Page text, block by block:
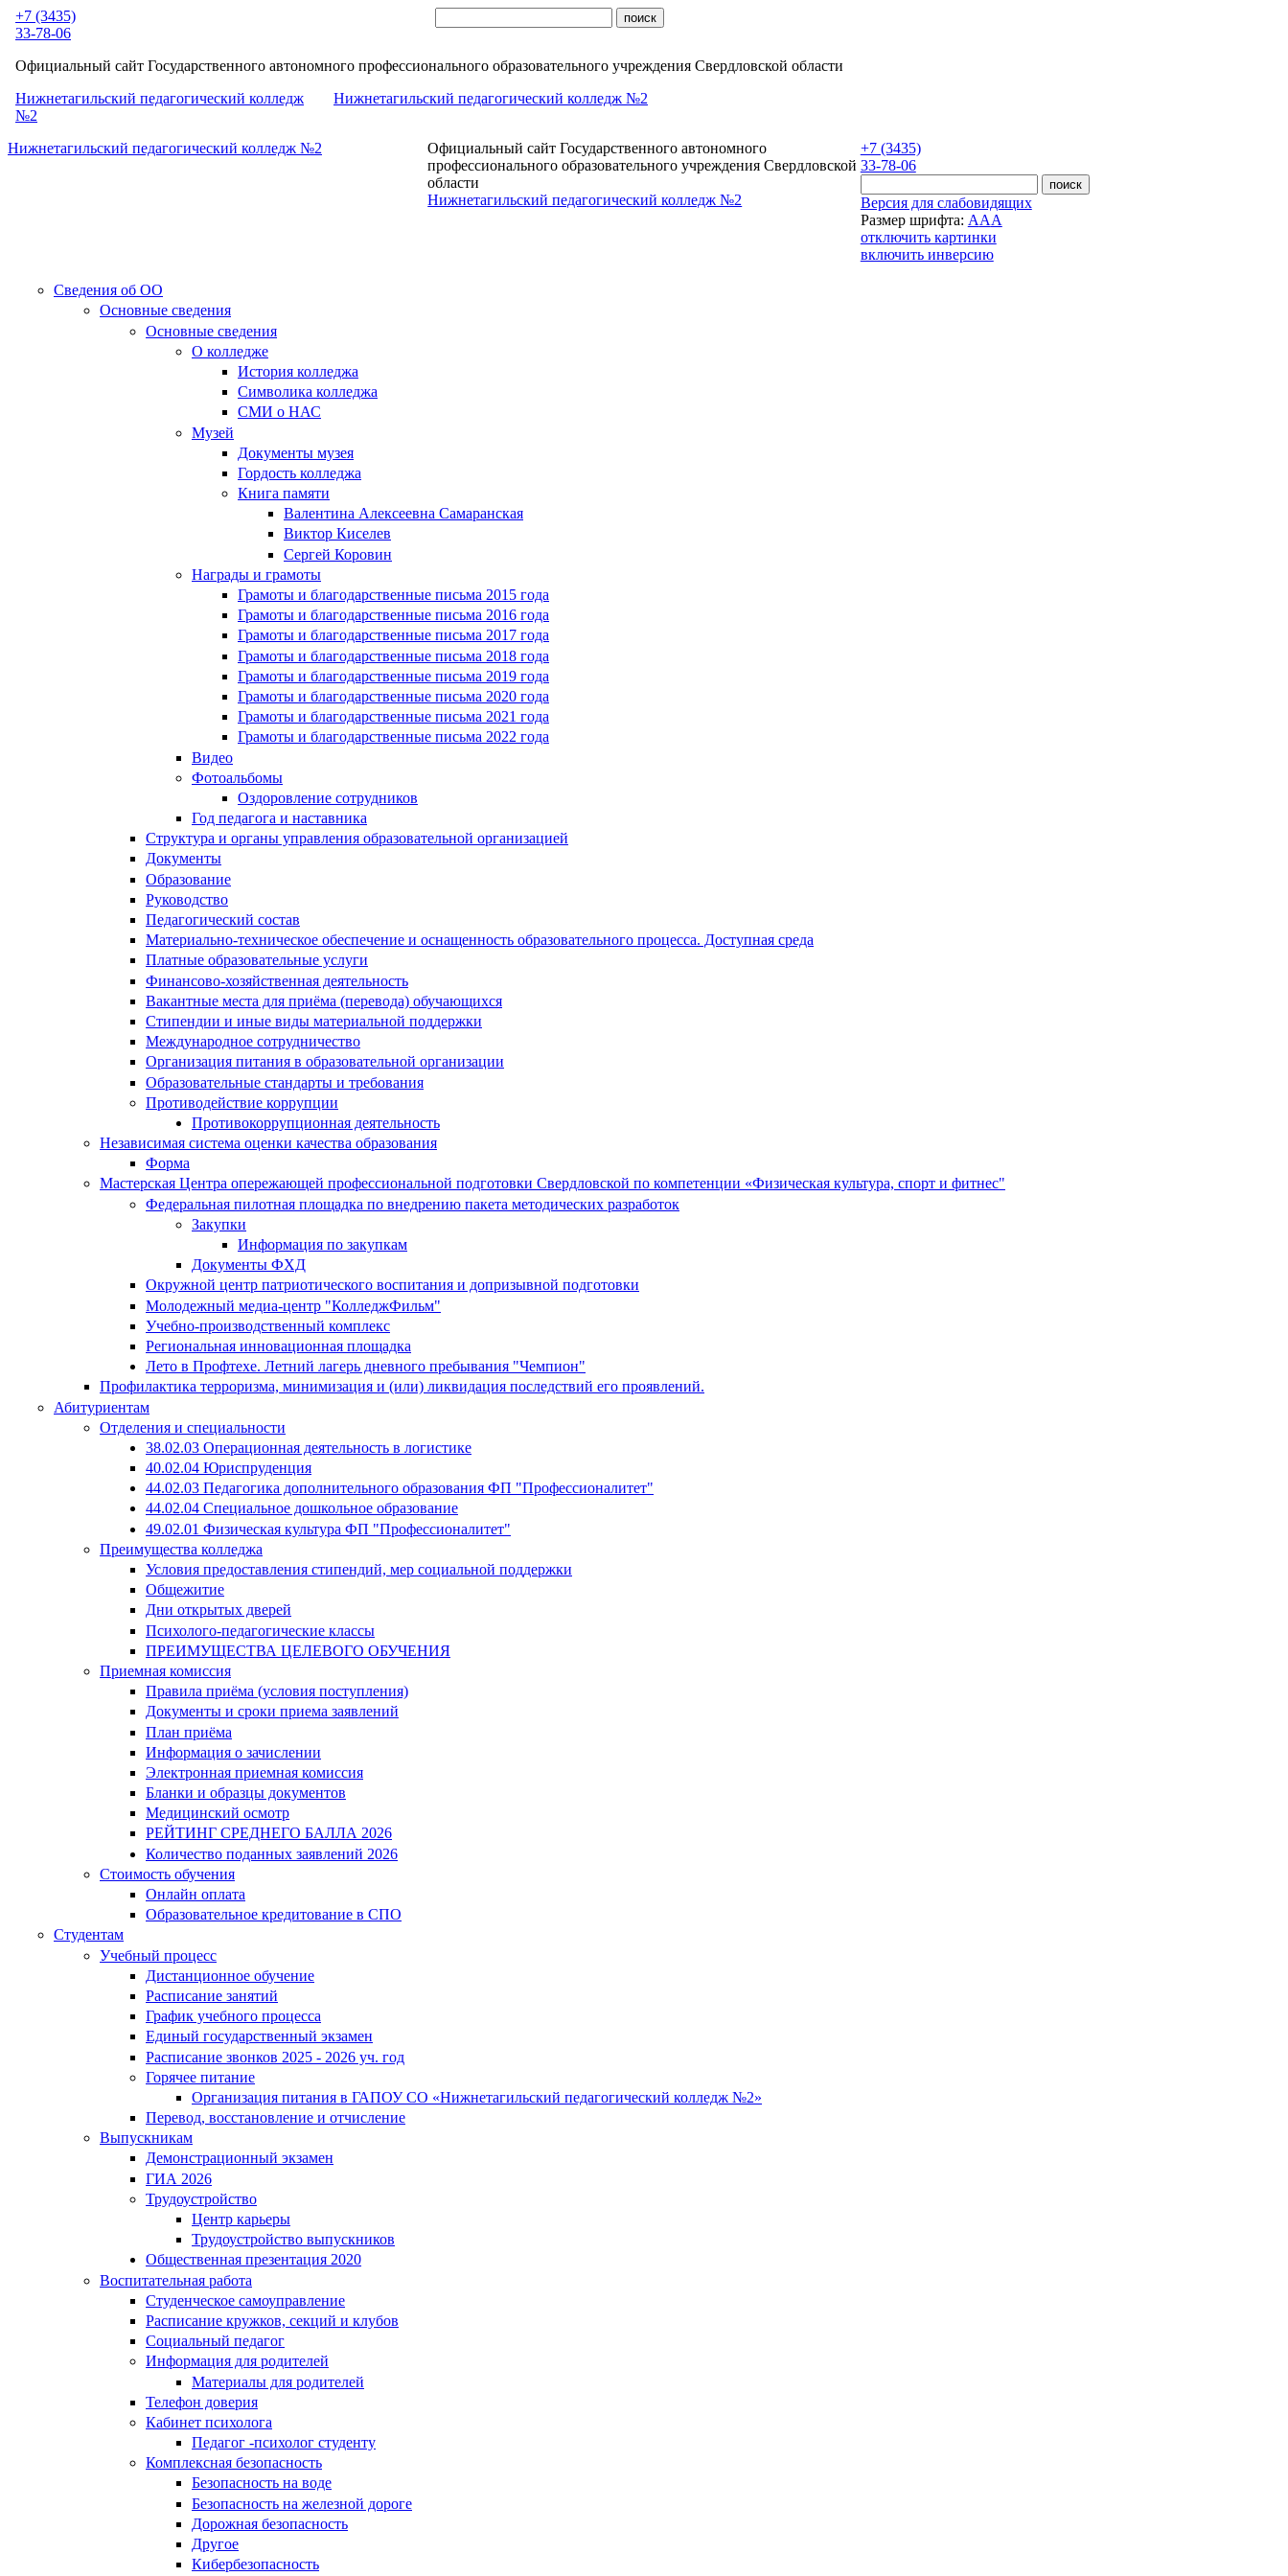
Перейти к основному содержанию
+7 (3435)
33-78-06
Официальный сайт Государственного автономного профессионального образовательного учреждения Свердловской области
Нижнетагильский педагогический колледж
№2
Нижнетагильский педагогический колледж №2
Нижнетагильский педагогический колледж №2
+7 (3435)
33-78-06
Версия для слабовидящих
Размер шрифта: AAA
отключить картинки
включить инверсию
Официальный сайт Государственного автономного
профессионального образовательного учреждения Свердловской
области
Нижнетагильский педагогический колледж №2
Сведения об ОО
Основные сведения
Основные сведения
О колледже
История колледжа
Символика колледжа
СМИ о НАС
Музей
Документы музея
Гордость колледжа
Книга памяти
Валентина Алексеевна Самаранская
Виктор Киселев
Сергей Коровин
Награды и грамоты
Грамоты и благодарственные письма 2015 года
Грамоты и благодарственные письма 2016 года
Грамоты и благодарственные письма 2017 года
Грамоты и благодарственные письма 2018 года
Грамоты и благодарственные письма 2019 года
Грамоты и благодарственные письма 2020 года
Грамоты и благодарственные письма 2021 года
Грамоты и благодарственные письма 2022 года
Видео
Фотоальбомы
Оздоровление сотрудников
Год педагога и наставника
Структура и органы управления образовательной организацией
Документы
Образование
Руководство
Педагогический состав
Материально-техническое обеспечение и оснащенность образовательного процесса. Доступная среда
Платные образовательные услуги
Финансово-хозяйственная деятельность
Вакантные места для приёма (перевода) обучающихся
Стипендии и иные виды материальной поддержки
Международное сотрудничество
Организация питания в образовательной организации
Образовательные стандарты и требования
Противодействие коррупции
Противокоррупционная деятельность
Независимая система оценки качества образования
Форма
Мастерская Центра опережающей профессиональной подготовки Свердловской по компетенции «Физическая культура, спорт и фитнес"
Федеральная пилотная площадка по внедрению пакета методических разработок
Закупки
Информация по закупкам
Документы ФХД
Окружной центр патриотического воспитания и допризывной подготовки
Молодежный медиа-центр "КолледжФильм"
Учебно-производственный комплекс
Региональная инновационная площадка
Лето в Профтехе. Летний лагерь дневного пребывания "Чемпион"
Профилактика терроризма, минимизация и (или) ликвидация последствий его проявлений.
Абитуриентам
Отделения и специальности
38.02.03 Операционная деятельность в логистике
40.02.04 Юриспруденция
44.02.03 Педагогика дополнительного образования ФП "Профессионалитет"
44.02.04 Специальное дошкольное образование
49.02.01 Физическая культура ФП "Профессионалитет"
Преимущества колледжа
Условия предоставления стипендий, мер социальной поддержки
Общежитие
Дни открытых дверей
Психолого-педагогические классы
ПРЕИМУЩЕСТВА ЦЕЛЕВОГО ОБУЧЕНИЯ
Приемная комиссия
Правила приёма (условия поступления)
Документы и сроки приема заявлений
План приёма
Информация о зачислении
Электронная приемная комиссия
Бланки и образцы документов
Медицинский осмотр
РЕЙТИНГ СРЕДНЕГО БАЛЛА 2026
Количество поданных заявлений 2026
Стоимость обучения
Онлайн оплата
Образовательное кредитование в СПО
Студентам
Учебный процесс
Дистанционное обучение
Расписание занятий
График учебного процесса
Единый государственный экзамен
Расписание звонков 2025 - 2026 уч. год
Горячее питание
Организация питания в ГАПОУ СО «Нижнетагильский педагогический колледж №2»
Перевод, восстановление и отчисление
Выпускникам
Демонстрационный экзамен
ГИА 2026
Трудоустройство
Центр карьеры
Трудоустройство выпускников
Общественная презентация 2020
Воспитательная работа
Студенческое самоуправление
Расписание кружков, секций и клубов
Социальный педагог
Информация для родителей
Материалы для родителей
Телефон доверия
Кабинет психолога
Педагог -психолог студенту
Комплексная безопасность
Безопасность на воде
Безопасность на железной дороге
Дорожная безопасность
Другое
Кибербезопасность